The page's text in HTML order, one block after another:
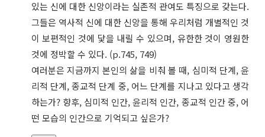
있는 신에 대한 신앙이라는 실존적 관여도 특징으로 갖는다.
그들은 역사적 신에 대한 신앙을 통해 우리처럼 개별적인 것
이 보편적인 것에 닻을 내릴 수 있으며, 유한한 것이 영원한
것에 정박할 수 있다. (p.745, 749)
여러분은 지금까지 본인의 삶을 비춰 볼 때, 심미적 단계, 윤
리적 단계, 종교적 단계 중, 어느 단계를 지나고 있다고 생각
하는가? 향후, 심미적 인간, 윤리적 인간, 종교적 인간 중, 어
떤 모습의 인간으로 기억되고 싶은가?